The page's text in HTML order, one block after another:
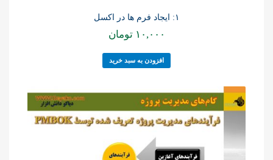
۱: ایجاد فرم ها در اکسل
۱۰,۰۰۰ تومان
افزودن به سبد خرید